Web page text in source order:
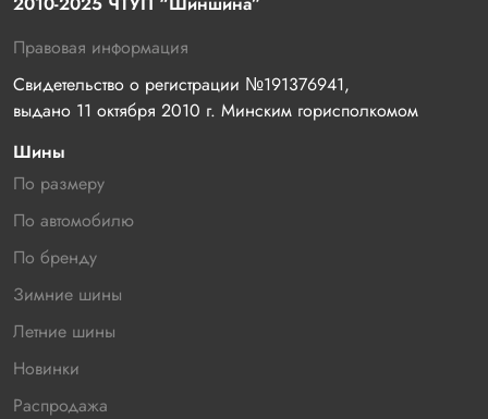
Правовая информация
Свидетельство о регистрации №191376941,
выдано 11 октября 2010 г. Минским горисполкомом
Шины
По размеру
По автомобилю
По бренду
Зимние шины
Летние шины
Новинки
Распродажа